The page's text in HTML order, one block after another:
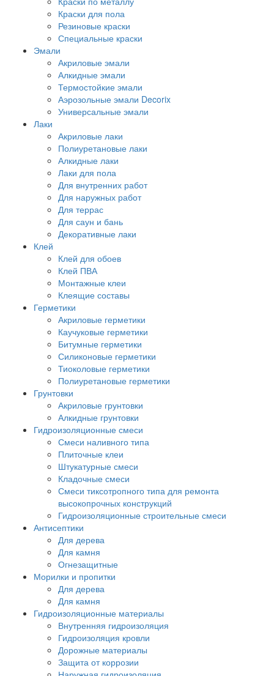
Краски для пола
Резиновые краски
Специальные краски
Эмали
Акриловые эмали
Алкидные эмали
Термостойкие эмали
Аэрозольные эмали Decorix
Универсальные эмали
Лаки
Акриловые лаки
Полиуретановые лаки
Алкидные лаки
Лаки для пола
Для внутренних работ
Для наружных работ
Для террас
Для саун и бань
Декоративные лаки
Клей
Клей для обоев
Клей ПВА
Монтажные клеи
Клеящие составы
Герметики
Акриловые герметики
Каучуковые герметики
Битумные герметики
Силиконовые герметики
Тиоколовые герметики
Полиуретановые герметики
Грунтовки
Акриловые грунтовки
Алкидные грунтовки
Гидроизоляционные смеси
Смеси наливного типа
Плиточные клеи
Штукатурные смеси
Кладочные смеси
Смеси тиксотропного типа для ремонта
высокопрочных конструкций
Гидроизоляционные строительные смеси
Антисептики
Для дерева
Для камня
Огнезащитные
Морилки и пропитки
Для дерева
Для камня
Гидроизоляционные материалы
Внутренняя гидроизоляция
Гидроизоляция кровли
Дорожные материалы
Защита от коррозии